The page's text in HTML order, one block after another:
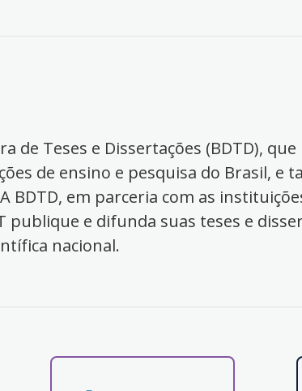
de Teses e Dissertações (BDTD),
de ensino e pesquisa do Brasil, e
BDTD, em parceria com as
e difunda suas teses e
nacional.